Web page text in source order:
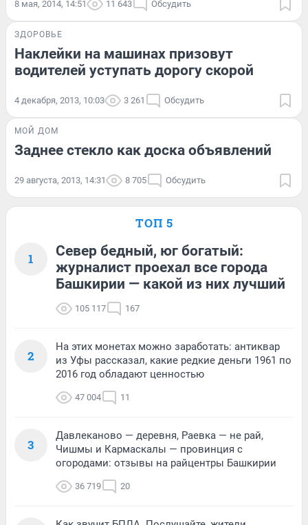
8 мая, 2014, 14:51 11 643 Обсудить
ЗДОРОВЬЕ
Наклейки на машинах призовут
водителей уступать дорогу скорой
4 декабря, 2013, 10:03 3 261 Обсудить
МОЙ ДОМ
Заднее стекло как доска объявлений
29 августа, 2013, 14:31 8 705 Обсудить
ТОП 5
1
Север бедный, юг богатый:
журналист проехал все города
Башкирии — какой из них лучший
105 117 167
2
На этих монетах можно заработать: антиквар
из Уфы рассказал, какие редкие деньги 1961 по
2016 год обладают ценностью
47 004 11
3
Давлеканово — деревня, Раевка — не рай,
Чишмы и Кармаскалы — провинция с
огородами: отзывы на райцентры Башкирии
36 719 20